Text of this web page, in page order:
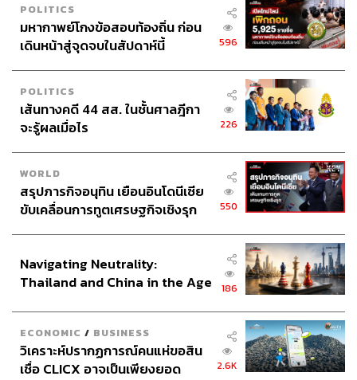
POLITICS
มหากาพย์โกงข้อสอบท้องถิ่น ก่อน
เดินหน้าสู่จุดจบในสัปดาห์นี้
596
POLITICS
เส้นทางคดี 44 สส. ในชั้นศาลฎีกา
จะรู้ผลเมื่อไร
226
WORLD
สรุปภารกิจอนุทิน เยือนอินโดนีเซีย
ขับเคลื่อนการทูตเศรษฐกิจเชิงรุก
550
Navigating Neutrality:
Thailand and China in the Age
186
ECONOMIC / BUSINESS
วิเคราะห์ปรากฏการณ์คนแห่ขอสิน
เชื่อ CLICX อาจเป็นเพียงยอด
2.6K